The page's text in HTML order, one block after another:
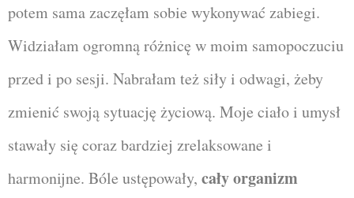
potem sama zaczęłam sobie wykonywać zabiegi.
Widziałam ogromną różnicę w moim samopoczuciu
przed i po sesji. Nabrałam też siły i odwagi, żeby
zmienić swoją sytuację życiową. Moje ciało i umysł
stawały się coraz bardziej zrelaksowane i
harmonijne. Bóle ustępowały, cały organizm